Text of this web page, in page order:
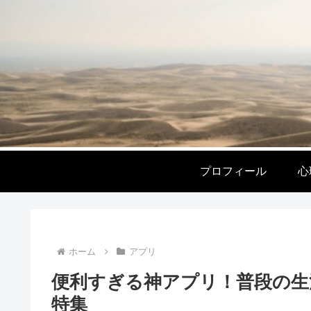
プロフィール 心
ホーム アプリ
便利すぎる神アプリ！普段の
特集